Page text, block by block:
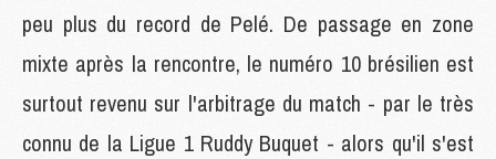
peu plus du record de Pelé. De passage en zone
mixte après la rencontre, le numéro 10 brésilien est
surtout revenu sur l'arbitrage du match - par le très
connu de la Ligue 1 Ruddy Buquet - alors qu'il s'est